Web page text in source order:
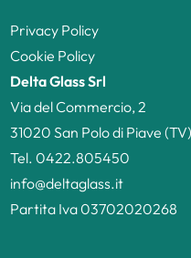
Privacy Policy
Cookie Policy
Delta Glass Srl
Via del Commercio, 2
31020 San Polo di Piave (TV)
Tel. 0422.805450
info@deltaglass.it
Partita Iva 03702020268